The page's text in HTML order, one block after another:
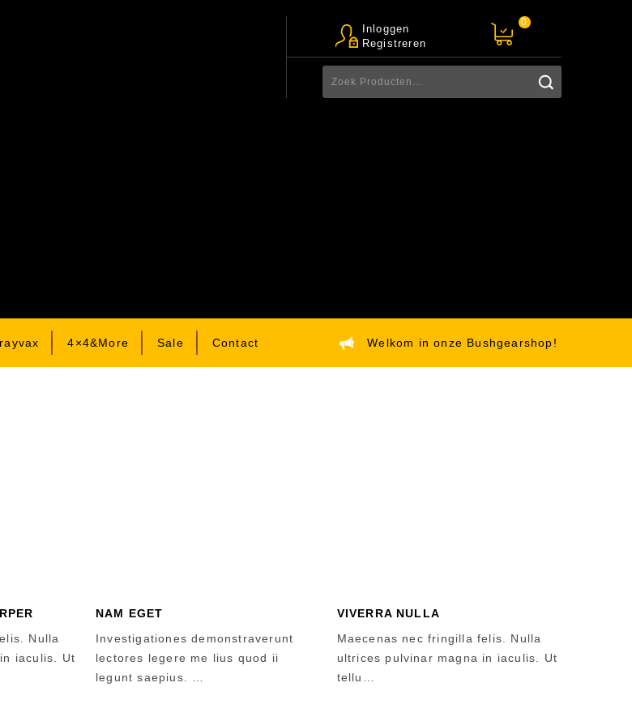
Inloggen
Registreren
0
4×4&More Sale Contact Welkom in onze Bushgearshop!
Nulla
iaculis. Ut
NAM EGET
Investigationes demonstraverunt
lectores legere me lius quod ii
legunt saepius. …
VIVERRA NULLA
Maecenas nec fringilla felis. Nulla
ultrices pulvinar magna in iaculis. Ut
tellu…